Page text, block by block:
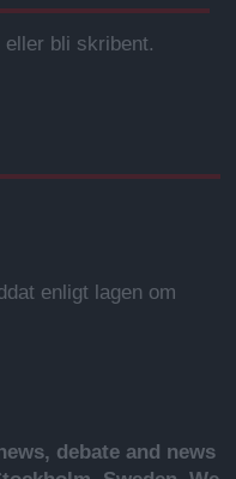
bli skribent.
enligt lagen om
debate and news